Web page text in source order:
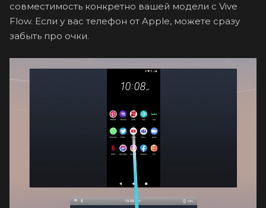
совместимость конкретно вашей модели с Vive
Flow. Если у вас телефон от Apple, можете сразу
забыть про очки.